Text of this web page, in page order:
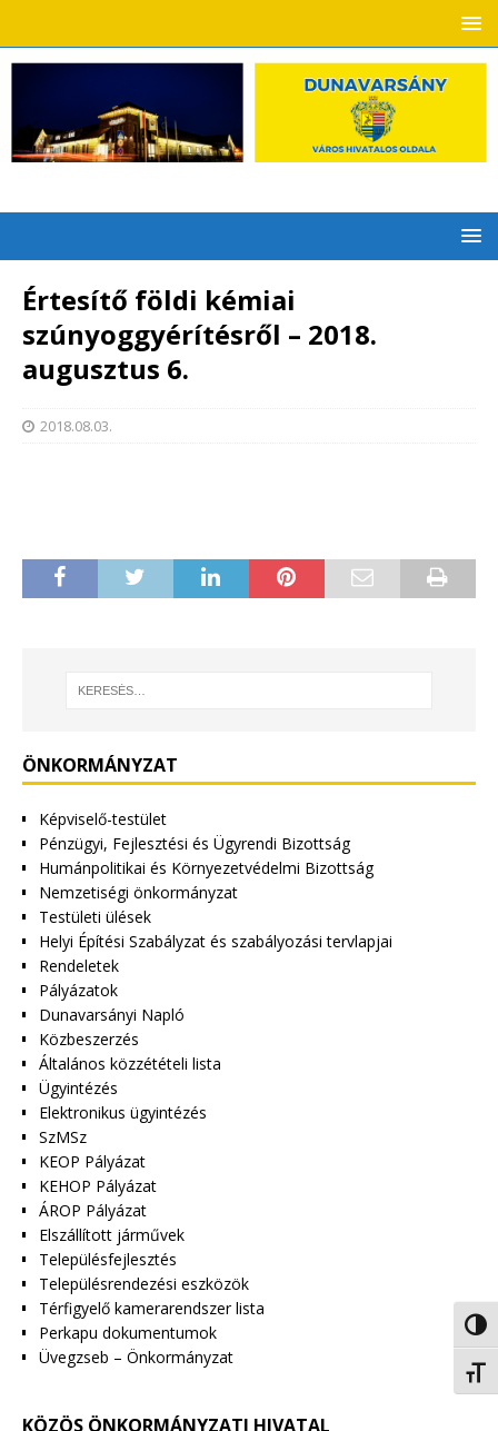
Értesítő földi kémiai
szúnyoggyérítésről – 2018.
augusztus 6.
2018.08.03.
ÖNKORMÁNYZAT
Képviselő-testület
Pénzügyi, Fejlesztési és Ügyrendi Bizottság
Humánpolitikai és Környezetvédelmi Bizottság
Nemzetiségi önkormányzat
Testületi ülések
Helyi Építési Szabályzat és szabályozási tervlapjai
Rendeletek
Pályázatok
Dunavarsányi Napló
Közbeszerzés
Általános közzétételi lista
Ügyintézés
Elektronikus ügyintézés
SzMSz
KEOP Pályázat
KEHOP Pályázat
ÁROP Pályázat
Elszállított járművek
Településfejlesztés
Településrendezési eszközök
Térfigyelő kamerarendszer lista
Perkapu dokumentumok
Üvegzseb – Önkormányzat
KÖZÖS ÖNKORMÁNYZATI HIVATAL